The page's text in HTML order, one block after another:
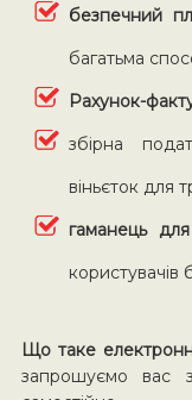
безпечний
багатьма
Рахунок-
збірна
віньєток для
гаманець
користувачів
Що таке
запрошуємо вас